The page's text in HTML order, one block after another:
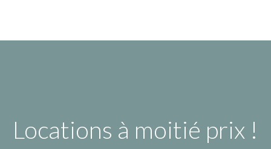
Locations à moitié prix !